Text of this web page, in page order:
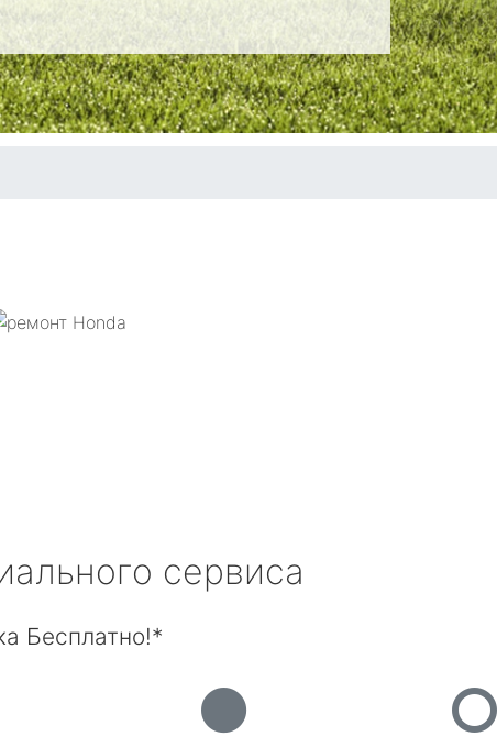
сервиса
Бесплатно!*